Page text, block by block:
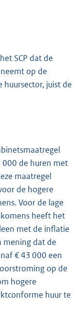
SCP dat de
op de
juist de
000 de huren met
maatregel
de hogere
Voor de lage
heeft het
met de inflatie
mening dat de
€ 43 000 een
op de
hogere
huur te